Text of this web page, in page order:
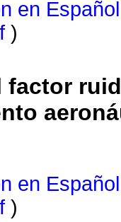
en Español
)
factor
en Español
)